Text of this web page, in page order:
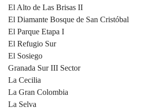
El Alto de Las Brisas II
El Diamante Bosque de San Cristóbal
El Parque Etapa I
El Refugio Sur
El Sosiego
Granada Sur III Sector
La Cecilia
La Gran Colombia
La Selva